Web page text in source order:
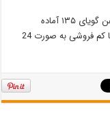
وی در پایان گفت: سامانه پیامکی 100000135 و تلفن گویای ۱۳۵ آماده
هرگونه شکایت مردم در حوزه گرانفروشی احتکار و یا کم فروشی به صورت 24